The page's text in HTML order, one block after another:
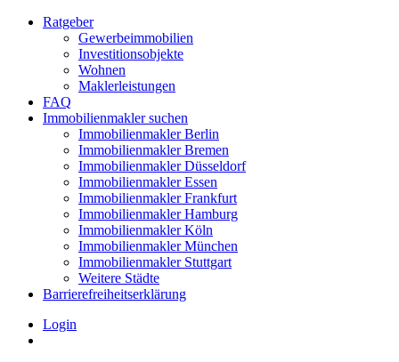
Ratgeber
Gewerbeimmobilien
Investitionsobjekte
Wohnen
Maklerleistungen
FAQ
Immobilienmakler suchen
Immobilienmakler Berlin
Immobilienmakler Bremen
Immobilienmakler Düsseldorf
Immobilienmakler Essen
Immobilienmakler Frankfurt
Immobilienmakler Hamburg
Immobilienmakler Köln
Immobilienmakler München
Immobilienmakler Stuttgart
Weitere Städte
Barrierefreiheitserklärung
Login